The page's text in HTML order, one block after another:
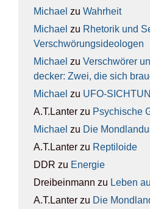
Michael zu Wahr­heit
Michael zu Rhe­to­rik und
Ver­schwö­rungs­ideo­lo­gen
Michael zu Ver­schwö­rer
de­cker: Zwei, die sich
Michael zu UFO-
A.T.Lanter zu Psy­chi­sche
Michael zu Die
A.T.Lanter zu Rep­ti­lo­ide
DDR zu Ener­gie
Dreibeinmann zu Leben
A.T.Lanter zu Die